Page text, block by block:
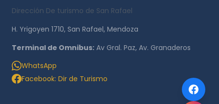
Dirección De turismo de San Rafael
H. Yrigoyen 1710, San Rafael, Mendoza
Terminal de Omnibus: Av Gral. Paz, Av. Granaderos
WhatsApp
Facebook: Dir de Turismo